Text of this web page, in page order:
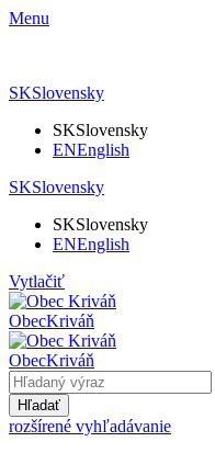
Menu
SKSlovensky
SKSlovensky
ENEnglish
SKSlovensky
SKSlovensky
ENEnglish
Vytlačiť
ObecKriváň
ObecKriváň
Hľadať
rozšírené vyhľadávanie